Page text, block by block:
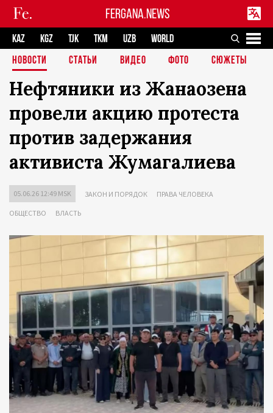
FERGANA.NEWS
KAZ KGZ TJK TKM UZB
WORLD
НОВОСТИ
СТАТЬИ ВИДЕО ФОТО СЮЖЕТЫ
Нефтяники из Жанаозена
провели акцию протеста
против задержания
активиста Жумагалиева
05.06.26 12:49 MSK ЗАКОН И ПОРЯДОК ПРАВА ЧЕЛОВЕКА
ОБЩЕСТВО ВЛАСТЬ